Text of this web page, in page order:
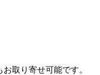
取り寄せ可能です。